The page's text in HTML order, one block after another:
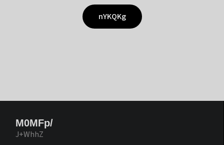
nYKQKg
M0MFp/
J+WhhZ